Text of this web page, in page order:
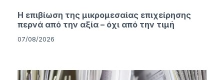
Η επιβίωση της μικρομεσαίας επιχείρησης
περνά από την αξία – όχι από την τιμή
07/08/2026